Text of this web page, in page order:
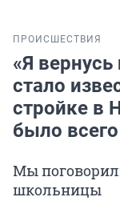
ПРОИСШЕСТВИЯ
«Я
стало
стройке в
было
Мы
школьницы